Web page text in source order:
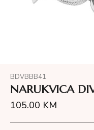
BDVBBB41
NARUKVICA
105.00 KM